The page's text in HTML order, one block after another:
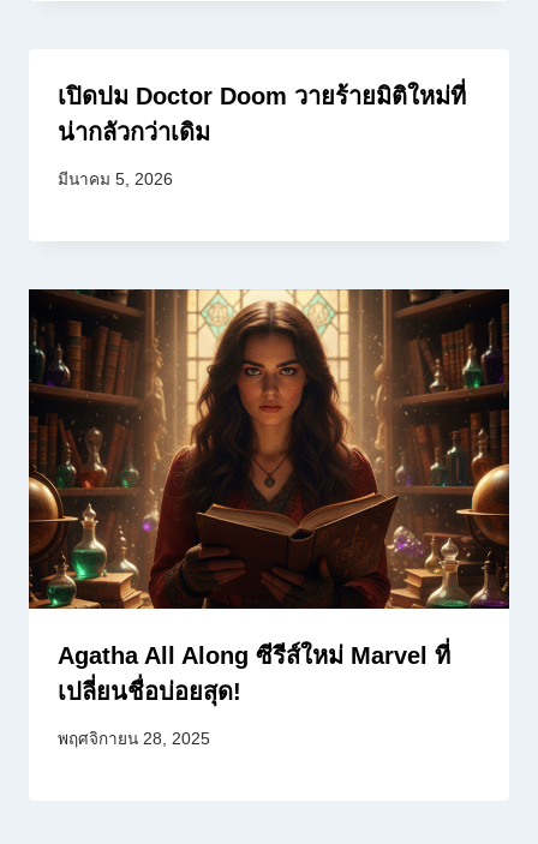
เปิดปม Doctor Doom วายร้ายมิติใหม่ที่
น่ากลัวกว่าเดิม
มีนาคม 5, 2026
Agatha All Along ซีรีส์ใหม่ Marvel ที่
เปลี่ยนชื่อบ่อยสุด!
พฤศจิกายน 28, 2025